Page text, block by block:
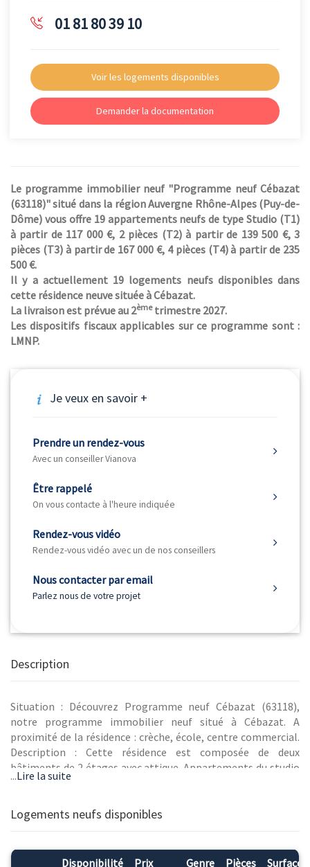
01 81 80 39 10
Voir les logements disponibles
Demander la documentation
Le programme immobilier neuf "Programme neuf Cébazat
(63118)" situé dans la région Auvergne Rhône-Alpes (Puy-de-
Dôme) vous offre 19 appartements neufs de type Studio (T1)
à partir de 117 000 €, 2 pièces (T2) à partir de 139 500 €, 3
pièces (T3) à partir de 167 000 €, 4 pièces (T4) à partir de 235
500 €.
Il y a actuellement 19 logements neufs disponibles dans
cette résidence neuve située à Cébazat.
La livraison est prévue au 2èmetrimestre 2027.
Les dispositifs fiscaux applicables sur ce programme sont :
LMNP.
Je veux en savoir +
Prendre un rendez-vous
Avec un conseiller Vianova
Être rappelé
On vous contacte à l'heure indiquée
Rendez-vous vidéo
Rendez-vous vidéo avec un de nos conseillers
Nous contacter par email
Parlez nous de votre projet
Description
Situation : Découvrez Programme neuf Cébazat (63118),
notre programme immobilier neuf situé à Cébazat. A
proximité de la résidence : crèche, école, centre commercial.
Description : Cette résidence est composée de deux
bâtiments de 2 étages avec attique. Appartements du studio
au 4 pièces, chacun bénéficiant d'un espace extérieur privatif
de recharge pour voiture électrique ou d'une place extérieure.
jardin commun conçu avec un paysagiste en coeur d'îlot.
...Lire la suite
Logements neufs disponibles
Disponibilité Prix Genre Pièces Surface